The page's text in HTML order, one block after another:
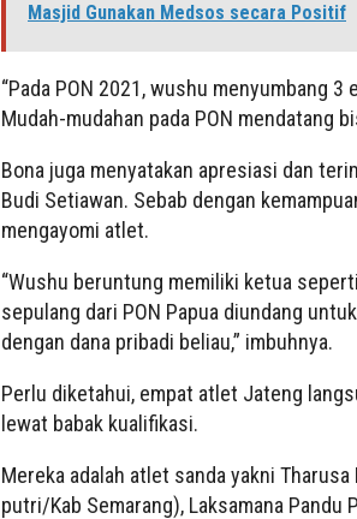
Masjid Gunakan Medsos secara Positif
“Pada PON 2021, wushu menyumbang 3
Mudah-mudahan pada PON mendatang
Bona juga menyatakan apresiasi dan
Budi Setiawan. Sebab dengan
mengayomi atlet.
“Wushu beruntung memiliki ketua
sepulang dari PON Papua diundang
dengan dana pribadi beliau,” imbuhnya.
Perlu diketahui, empat atlet Jateng
lewat babak kualifikasi.
Mereka adalah atlet sanda yakni
putri/Kab Semarang), Laksamana Pandu